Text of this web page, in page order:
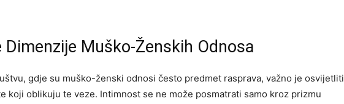
Dimenzije Muško-Ženskih Odnosa
gdje su muško-ženski odnosi često predmet rasprava, važno je osvijetliti
koji oblikuju te veze. Intimnost se ne može posmatrati samo kroz prizmu